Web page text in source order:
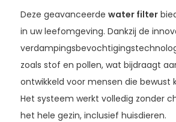
Deze geavanceerde water filter
in uw leefomgeving. Dankzij de
zoals stof en pollen, wat bijdraagt
ontwikkeld voor mensen die bewust
Het systeem werkt volledig zonder
het hele gezin, inclusief huisdieren.